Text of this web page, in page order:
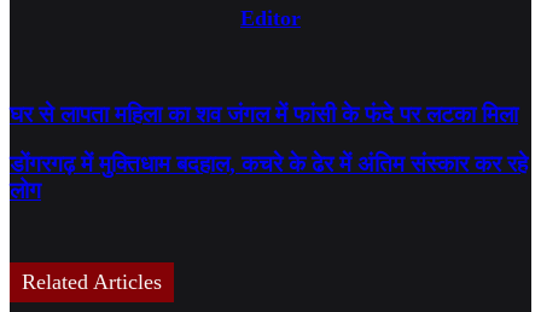
Editor
घर से लापता महिला का शव जंगल में फांसी के फंदे पर लटका मिला
डोंगरगढ़ में मुक्तिधाम बदहाल, कचरे के ढेर में अंतिम संस्कार कर रहे
लोग
Related Articles